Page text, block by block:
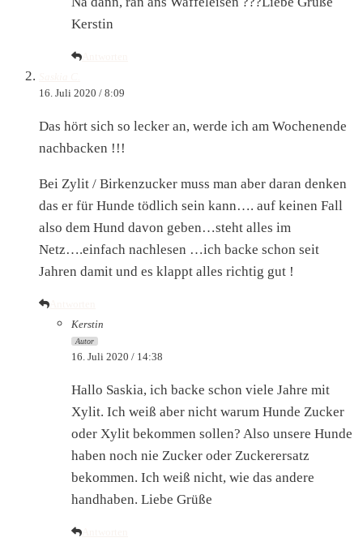
Kerstin
16. Juli 2020 / 8:09
Das hört sich so lecker an, werde ich am Wochenende
nachbacken !!!
Bei Zylit / Birkenzucker muss man aber daran denken
das er für Hunde tödlich sein kann…. auf keinen Fall
also dem Hund davon geben…steht alles im
Netz….einfach nachlesen …ich backe schon seit
Jahren damit und es klappt alles richtig gut !
Kerstin
Autor
16. Juli 2020 / 14:38
Hallo Saskia, ich backe schon viele Jahre mit
Xylit. Ich weiß aber nicht warum Hunde Zucker
oder Xylit bekommen sollen? Also unsere Hunde
haben noch nie Zucker oder Zuckerersatz
bekommen. Ich weiß nicht, wie das andere
handhaben. Liebe Grüße